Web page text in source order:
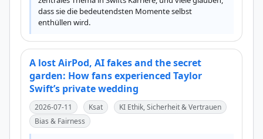
dass sie die bedeutendsten Momente selbst
enthüllen wird.
A lost AirPod, AI fakes and the secret
garden: How fans experienced Taylor
Swift’s private wedding
2026-07-11 Ksat
KI Ethik, Sicherheit & Vertrauen
Bias & Fairness